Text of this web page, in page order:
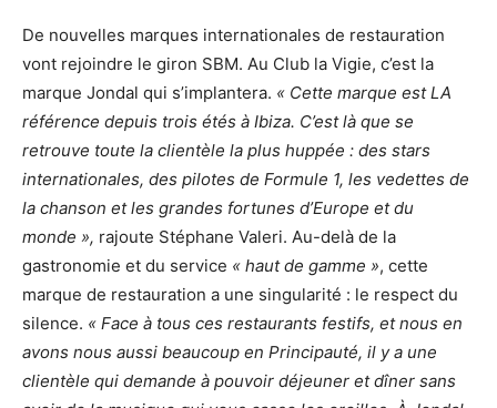
De nouvelles marques internationales de restauration
vont rejoindre le giron SBM. Au Club la Vigie, c’est la
marque Jondal qui s’implantera. « Cette marque est LA
référence depuis trois étés à Ibiza. C’est là que se
retrouve toute la clientèle la plus huppée : des stars
internationales, des pilotes de Formule 1, les vedettes de
la chanson et les grandes fortunes d’Europe et du
monde », rajoute Stéphane Valeri. Au-delà de la
gastronomie et du service « haut de gamme », cette
marque de restauration a une singularité : le respect du
silence. « Face à tous ces restaurants festifs, et nous en
avons nous aussi beaucoup en Principauté, il y a une
clientèle qui demande à pouvoir déjeuner et dîner sans